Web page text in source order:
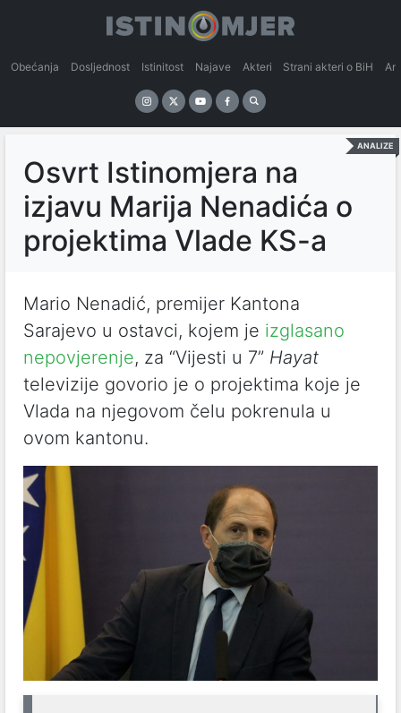
Obećanja Dosljednost Istinitost Najave Akteri Strani akteri o BiH
ANALIZE
Osvrt Istinomjera na
izjavu Marija Nenadića o
projektima Vlade KS-a
Mario Nenadić, premijer Kantona
Sarajevo u ostavci, kojem je izglasano
nepovjerenje, za “Vijesti u 7” Hayat
televizije govorio je o projektima koje je
Vlada na njegovom čelu pokrenula u
ovom kantonu.